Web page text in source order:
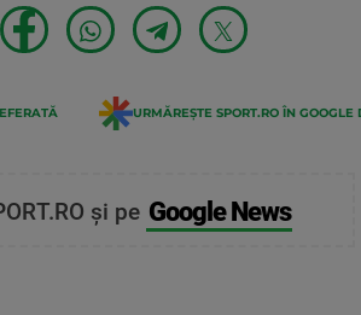
URMĂREȘTE SPORT.RO ÎN GOOGLE
și pe Google News